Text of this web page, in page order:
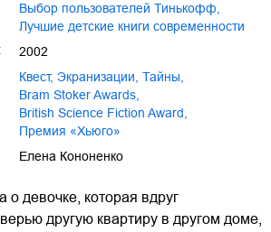
Выбор пользователей Тинькофф
Лучшие детские книги современности
2002
квест, экранизации тайны
Bram Stoker Awards
British Science Fiction Award
премия «Хьюго»
Елена Кононенко
о девочке, которая вдруг
другую квартиру в другом доме,